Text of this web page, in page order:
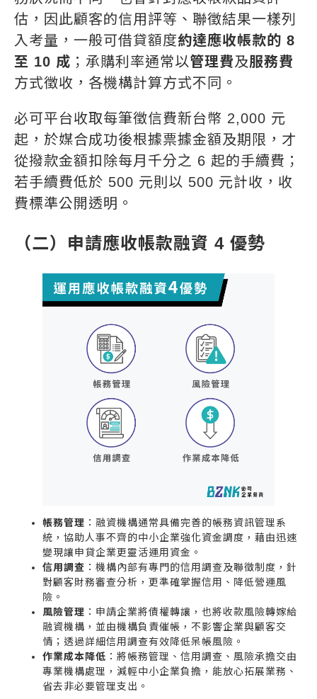
估，因此顧客的信用評等、聯徵結果一樣列
入考量，一般可借貸額度約達應收帳款的 8
至 10 成 ；承購利率通常以管理費及服務費
方式徵收，各機構計算方式不同。
必可平台收取每筆徵信費新台幣 2,000 元
起，於媒合成功後根據票據金額及期限，才
從撥款金額扣除每月千分之 6 起的手續費；
若手續費低於 500 元則以 500 元計收，收
費標準公開透明。
（二）申請應收帳款融資 4 優勢
帳務管理 ：融資機構通常具備完善的帳務資訊管理系
統，協助人事不齊的中小企業強化資金調度，藉由迅速
變現讓申貸企業更靈活運用資金。
信用調查 ：機構內部有專門的信用調查及聯徵制度，針
對顧客財務審查分析，更準確掌握信用、降低營運風
險。
風險管理 ：申請企業將債權轉讓，也將收款風險轉嫁給
融資機構，並由機構負責催帳，不影響企業與顧客交
情；透過詳細信用調查有效降低呆帳風險。
作業成本降低 ：將帳務管理、信用調查、風險承擔交由
專業機構處理，減輕中小企業負擔，能放心拓展業務、
省去非必要管理支出。